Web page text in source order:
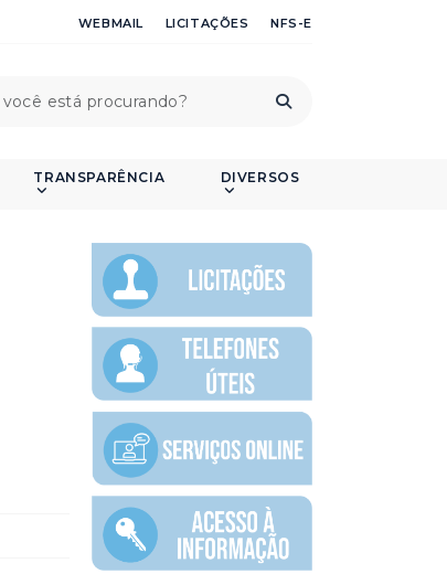
WEBMAIL LICITAÇÕES NFS-E
TRANSPARÊNCIA DIVERSOS